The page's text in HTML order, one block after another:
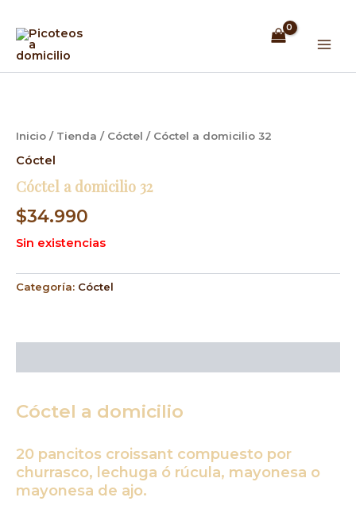
contenido
Inicio / Tienda / Cóctel / Cóctel a domicilio 32
Cóctel
Cóctel a domicilio 32
$34.990
Sin existencias
Categoría: Cóctel
Cóctel a domicilio
20 pancitos croissant compuesto por
churrasco, lechuga ó rúcula, mayonesa o
mayonesa de ajo.